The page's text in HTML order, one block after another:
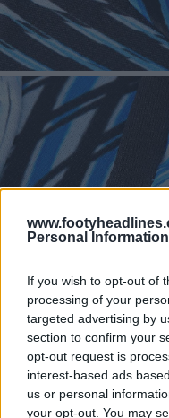
Personal Information
If you wish to opt-out of
processing of your
targeted advertising by
section to confirm your
opt-out request is
interest-based ads
us or personal
your opt-out. You may